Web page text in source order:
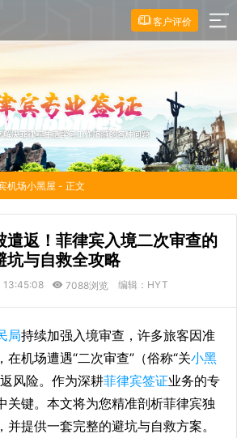
客户评价
机场小黑屋 - 正文
遣返！菲律宾入境二次审查的
坑与自救全攻略
7088浏览 编辑：HYT
局持续加强入境审查，许多旅客因准
机场遭遇“二次审查”（俗称“关小黑
风险。作为深耕菲律宾签证业务的专
关键。本文将为您精准剖析菲律宾独
提供一套完整的避坑与自救方案。